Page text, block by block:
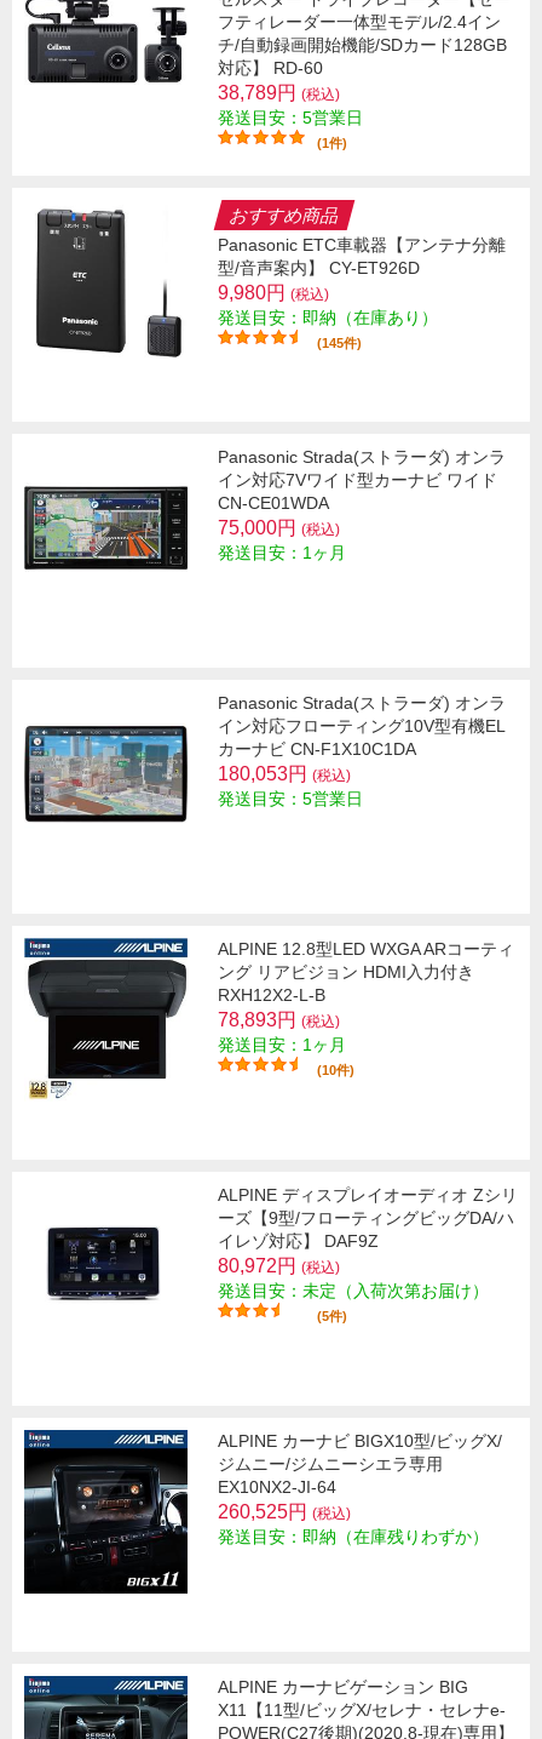
フティレーダー一体型モデル/2.4イン
チ/自動録画開始機能/SDカード128GB
対応】 RD-60
38,789円 (税込)
発送目安：5営業日
(1件)
おすすめ商品
Panasonic ETC車載器【アンテナ分離
型/音声案内】 CY-ET926D
9,980円 (税込)
発送目安：即納（在庫あり）
(145件)
Panasonic Strada(ストラーダ) オンラ
イン対応7Vワイド型カーナビ ワイド
CN-CE01WDA
75,000円 (税込)
発送目安：1ヶ月
Panasonic Strada(ストラーダ) オンラ
イン対応フローティング10V型有機EL
カーナビ CN-F1X10C1DA
180,053円 (税込)
発送目安：5営業日
ALPINE 12.8型LED WXGA ARコーティ
ング リアビジョン HDMI入力付き
RXH12X2-L-B
78,893円 (税込)
発送目安：1ヶ月
(10件)
ALPINE ディスプレイオーディオ Zシリ
ーズ【9型/フローティングビッグDA/ハ
イレゾ対応】 DAF9Z
80,972円 (税込)
発送目安：未定（入荷次第お届け）
(5件)
ALPINE カーナビ BIGX10型/ビッグX/
ジムニー/ジムニーシエラ専用
EX10NX2-JI-64
260,525円 (税込)
発送目安：即納（在庫残りわずか）
ALPINE カーナビゲーション BIG
X11【11型/ビッグX/セレナ・セレナe-
POWER(C27後期)(2020.8-現在)専用】